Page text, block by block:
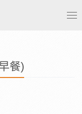
餐)